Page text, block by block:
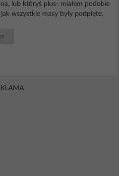
lub któryś plus- miałem podobie
wszystkie masy były podpięte.